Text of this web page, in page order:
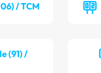
/ TCM
(91) /